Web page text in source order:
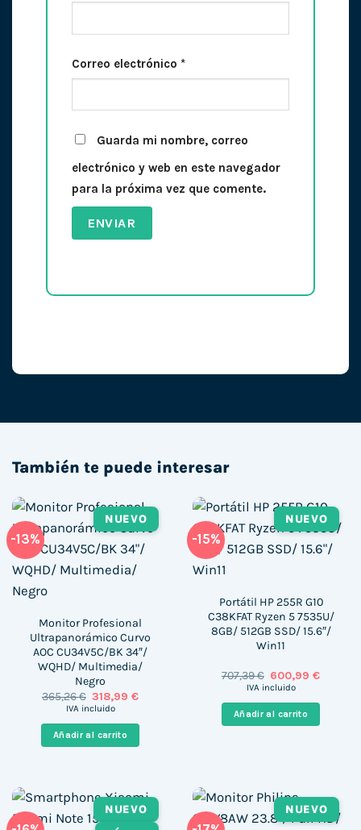
Correo electrónico *
Guarda mi nombre, correo
electrónico y web en este navegador
para la próxima vez que comente.
También te puede interesar
-13%
NUEVO
Monitor Profesional
Ultrapanorámico Curvo
AOC CU34V5C/BK 34″/
WQHD/ Multimedia/
Negro
365,26€ El
precio
era:
365,26 €.
318,99€El
es:
IVA incluido
Añadir al carrito
-15%
NUEVO
Portátil HP 255R G10
C38KFAT Ryzen 5 7535U/
8GB/ 512GB SSD/ 15.6″/
Win11
707,39€ El
precio
era:
707,39 €.
600,99€El
es:
IVA incluido
Añadir al carrito
NUEVO
NUEVO